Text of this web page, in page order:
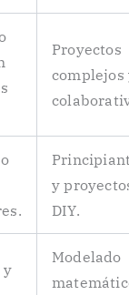
Proyectos
complejos
y
DIY.
y
Modelado